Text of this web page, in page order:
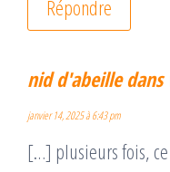
Répondre
nid d'abeille
janvier 14, 2025 à 6:43 pm
[…] plusieurs fois,